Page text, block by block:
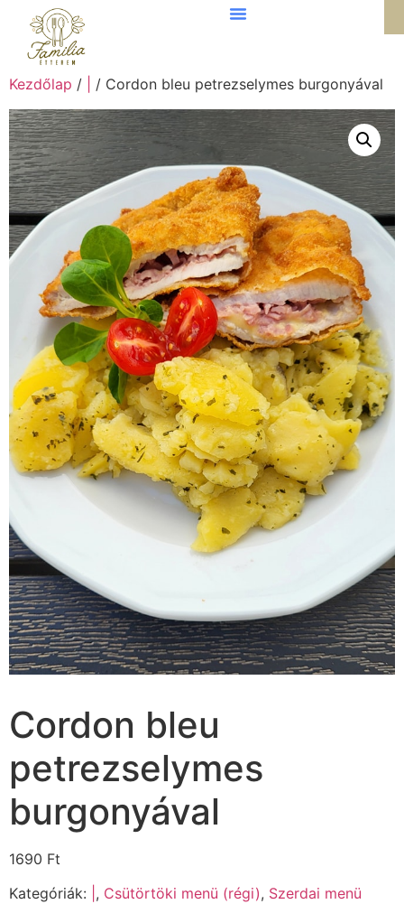
Kezdőlap / / Cordon bleu petrezselymes burgonyával
Cordon bleu
petrezselymes
burgonyával
1690 Ft
Kategóriák: , Csütörtöki menü (régi), Szerdai menü